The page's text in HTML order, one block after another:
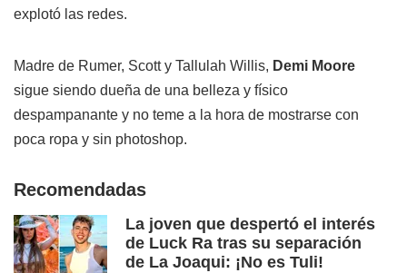
explotó las redes.
Madre de Rumer, Scott y Tallulah Willis, Demi Moore
sigue siendo dueña de una belleza y físico
despampanante y no teme a la hora de mostrarse con
poca ropa y sin photoshop.
Recomendadas
La joven que despertó el interés
de Luck Ra tras su separación
de La Joaqui: ¡No es Tuli!